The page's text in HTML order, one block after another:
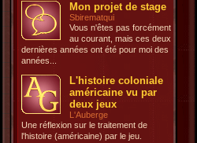
Mon projet de stage
Sbirematqui
Vous n'êtes pas forcément
au courant, mais ces deux
dernières années ont été pour moi des
années...
L'histoire coloniale
américaine vu par
deux jeux
L'Auberge
Une réflexion sur le traitement de
l'histoire (américaine) par le jeu.